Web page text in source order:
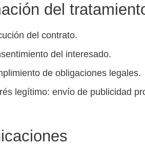
del
del contrato.
del interesado.
de obligaciones legales.
legítimo: envío de publicidad